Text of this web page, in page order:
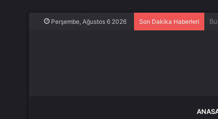
Perşembe, Ağustos 6 2026 Son Dakika Haberleri